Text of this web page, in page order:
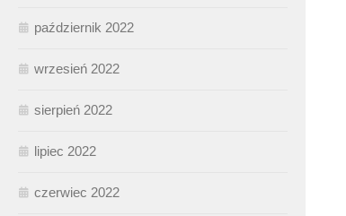
październik 2022
wrzesień 2022
sierpień 2022
lipiec 2022
czerwiec 2022